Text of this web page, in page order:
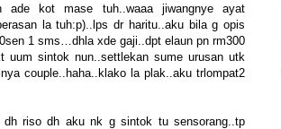
kot mase tuh..waaa jiwangnye ayat
la tuh:p)..lps dr haritu..aku bila g opis
1 sms…dhla xde gaji..dpt elaun pn rm300
sintok nun..settlekan sume urusan utk
couple..haha..klako la plak..aku trlompat2
riso dh aku nk g sintok tu sensorang..tp